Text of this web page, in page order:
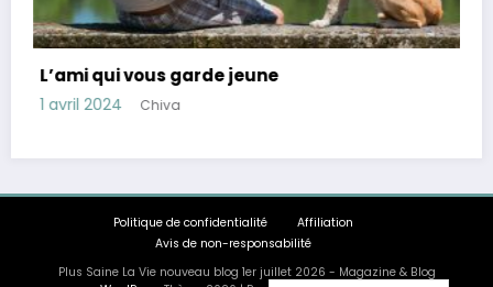
Conseils pour réduire le cortisol, hormone du
stress
Politique de confidentialité
Affiliation
Avis de non-responsabilité